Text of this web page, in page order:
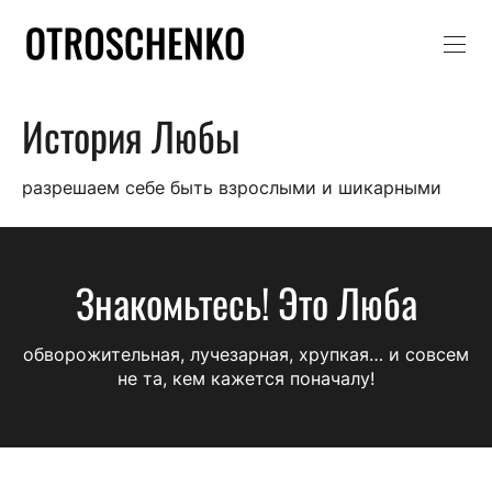
История Любы
разрешаем себе быть взрослыми и шикарными
Знакомьтесь! Это Люба
обворожительная, лучезарная, хрупкая… и совсем
не та, кем кажется поначалу!